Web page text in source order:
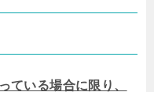
ている場合に限り、